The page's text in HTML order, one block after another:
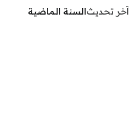
آخر تحديثالسنة الماضية